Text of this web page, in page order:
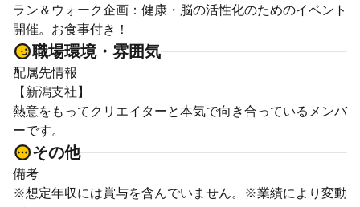
ラン＆ウォーク企画：健康・脳の活性化のためのイベント
開催。お食事付き！
職場環境・雰囲気
配属先情報
【新潟支社】
熱意をもってクリエイターと本気で向き合っているメンバ
ーです。
その他
備考
※想定年収には賞与を含んでいません。※業績により変動